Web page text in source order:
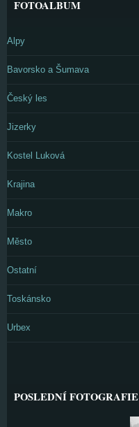
FOTOALBUM
Alpy
Bavorsko a Šumava
Český les
Jizerky
Kostel Luková
Krajina
Makro
Město
Ostatní
Toskánsko
Urbex
POSLEDNÍ FOTOGRAFIE